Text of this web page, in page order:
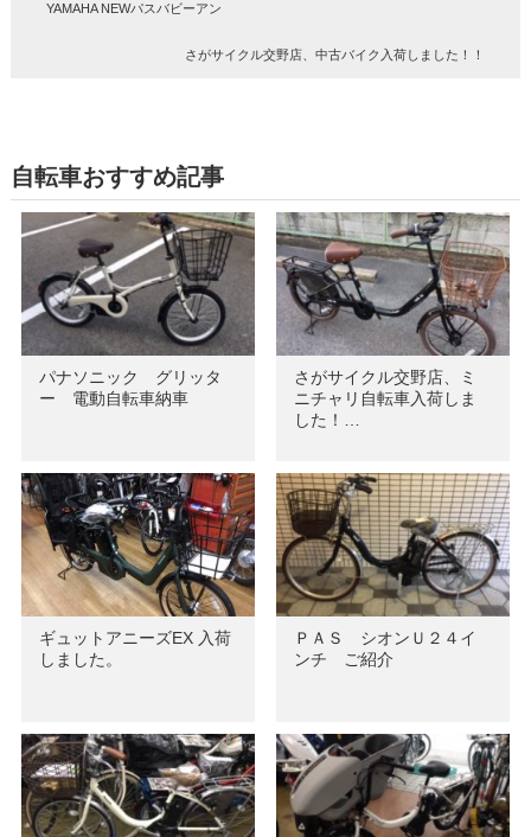
YAMAHA NEWパスバビーアン
さがサイクル交野店、中古バイク入荷しました！！
自転車おすすめ記事
パナソニック グリッタ
ー 電動自転車納車
さがサイクル交野店、ミ
ニチャリ自転車入荷しま
した！…
ギュットアニーズEX 入荷
しました。
ＰＡＳ シオンＵ２４イ
ンチ ご紹介